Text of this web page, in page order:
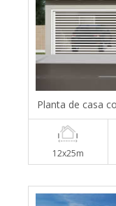
Planta de casa
12x25m